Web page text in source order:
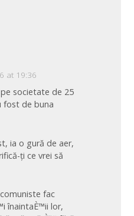
at 19:36
societate de 25
fost de buna
ia o gură de aer,
ți ce vrei să
fac
înaintaÈ™ii lor,